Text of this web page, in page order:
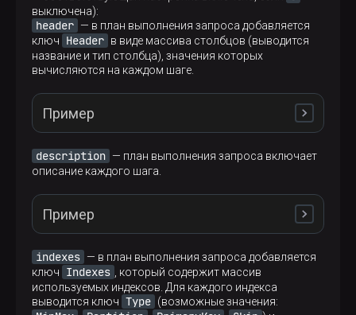
CONSTANT id: 12, constant_value:
  GROUP BY
    LIST id: 13, nodes: 2
COLUMN id: 2, column_name: page_name,
FUNCTION id: 4, function_name: toDate,
        ARGUMENTS
          LIST id: 5, nodes: 1
FUNCTION id: 6, function_name:
              ARGUMENTS
                LIST id: 7, nodes: 1
COLUMN id: 8, column_name:
  ORDER BY
    LIST id: 14, nodes: 2
SORT id: 15, sort_direction: ASCENDING,
COLUMN id: 2, column_name:
SORT id: 16, sort_direction: ASCENDING,
        EXPRESSION
FUNCTION id: 4, function_name:
            ARGUMENTS
              LIST id: 5, nodes: 1
FUNCTION id: 6, function_name:
выключена):
header — в план выполнения запроса добавляется
ключ
Header в виде массива столбцов (выводится
название и тип столбца), значения которых
вычисляются на каждом шаге.
Пример
SELECT
FROM numbers(5) GROUP BY number % 2;
│ Expression ((Projection + Before ORDER BY))
description — план выполнения запроса включает
описание каждого шага.
Пример
EXPLAIN description = 0
indexes — в план выполнения запроса добавляется
ключ
Indexes
, который содержит массив
используемых индексов. Для каждого индекса
выводится ключ Type (возможные значения: